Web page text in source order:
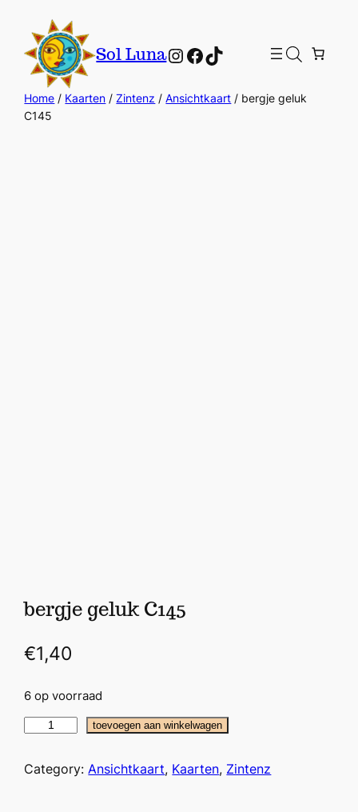
Sol LunaInstagram
Facebook
TikTok
Home / Kaarten /Zintenz /Ansichtkaart / bergje geluk
C145
bergje geluk C145
€1,40
6 op voorraad
r
toevoegen aan winkelwagen
Category: Ansichtkaart, Kaarten, Zintenz